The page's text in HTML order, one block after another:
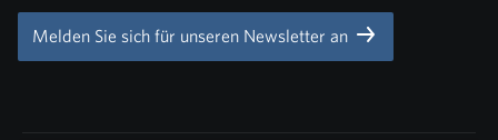
Melden Sie sich für unseren Newsletter an